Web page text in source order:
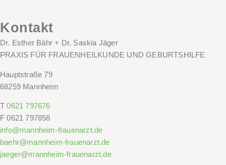
Kontakt
Dr. Esther Bähr + Dr. Saskia Jäger
PRAXIS FÜR FRAUENHEILKUNDE UND GEBURTSHILFE
Hauptstraße 79
68259 Mannheim
T 0621 797676
F 0621 797858
info@mannheim-frauenarzt.de
baehr@mannheim-frauenarzt.de
jaeger@mannheim-frauenarzt.de